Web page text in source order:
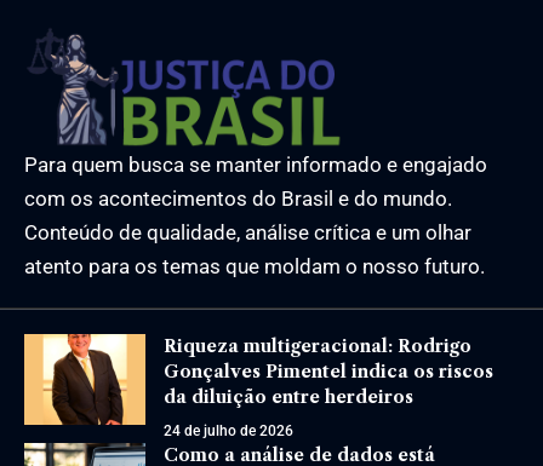
Para quem busca se manter informado e engajado
com os acontecimentos do Brasil e do mundo.
Conteúdo de qualidade, análise crítica e um olhar
atento para os temas que moldam o nosso futuro.
Riqueza multigeracional: Rodrigo
Gonçalves Pimentel indica os riscos
da diluição entre herdeiros
24 de julho de 2026
Como a análise de dados está